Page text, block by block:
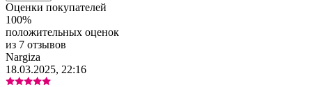
Оценки покупателей
100%
положительных оценок
из 7 отзывов
Nargiza
18.03.2025, 22:16